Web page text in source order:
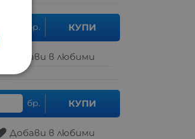
бр. КУПИ
Добави в любими
бр. КУПИ
Добави в любими